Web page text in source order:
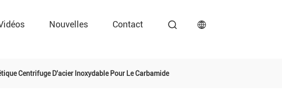
Nouvelles Contact
Centrifuge D'acier Inoxydable Pour Le Carbamide